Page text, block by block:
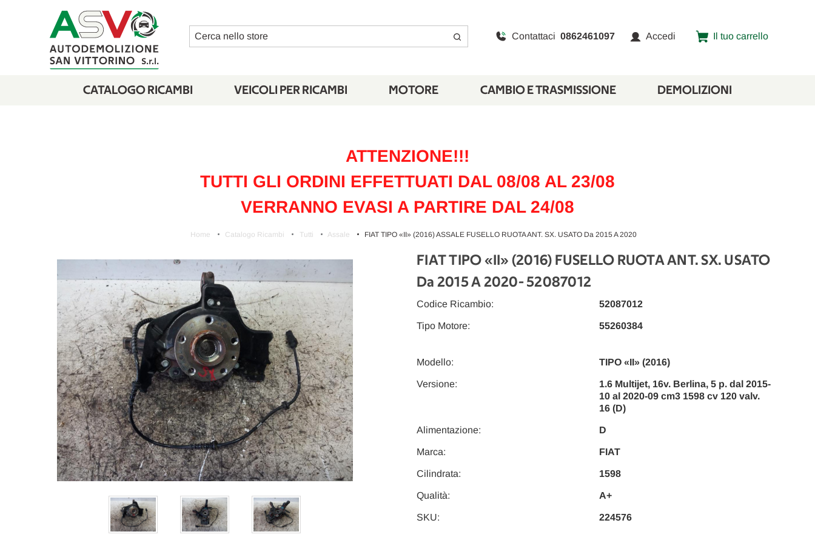
Cerca Contattaci 0862461097 Accedi Il tuo carrello
CATALOGO RICAMBI VEICOLI PER RICAMBI MOTORE CAMBIO E TRASMISSIONE DEMOLIZIONI
ATTENZIONE!!!
TUTTI GLI ORDINI EFFETTUATI DAL 08/08 AL 23/08
VERRANNO EVASI A PARTIRE DAL 24/08
Home Catalogo Ricambi Tutti Assale FIAT TIPO «II» (2016) ASSALE FUSELLO RUOTA ANT. SX. USATO Da 2015 A 2020
FIAT TIPO «II» (2016) FUSELLO RUOTA ANT. SX. USATO
Da 2015 A 2020- 52087012
Modello: TIPO «II» (2016)
Versione:
1.6 Multijet, 16v. Berlina, 5 p. dal 2015-
10 al 2020-09 cm3 1598 cv 120 valv.
16 (D)
Codice Ricambio: 52087012
Cilindrata: 1598
Alimentazione: D
Tipo Motore: 55260384
Marca: FIAT
Qualità: A+
SKU: 224576